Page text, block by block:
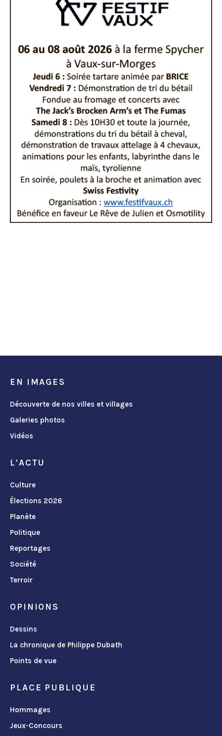
EN IMAGES
Découverte de nos villes et villages
Galeries photos
Vidéos
L'ACTU
Culture
Élections 2026
Planète
Politique
Reportages
Société
Terroir
OPINIONS
Dessins
La chronique de Philippe Dubath
Points de vue
PLACE PUBLIQUE
Hommages
Jeux-Concours